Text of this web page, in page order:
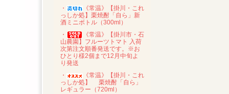
・
《常温》【掛川・これ
っしか処】栗焼酎「自ら」新
酒ミニボトル（300ml）
・
《常温》【掛川市・石
山農園】フルーツトマト 入荷
次第注文順番発送です。※お
ひとり様2個まで12月中旬よ
り発送
・
《常温》【掛川・これ
っしか処】 栗焼酎「自ら」
レギュラー（720ml）